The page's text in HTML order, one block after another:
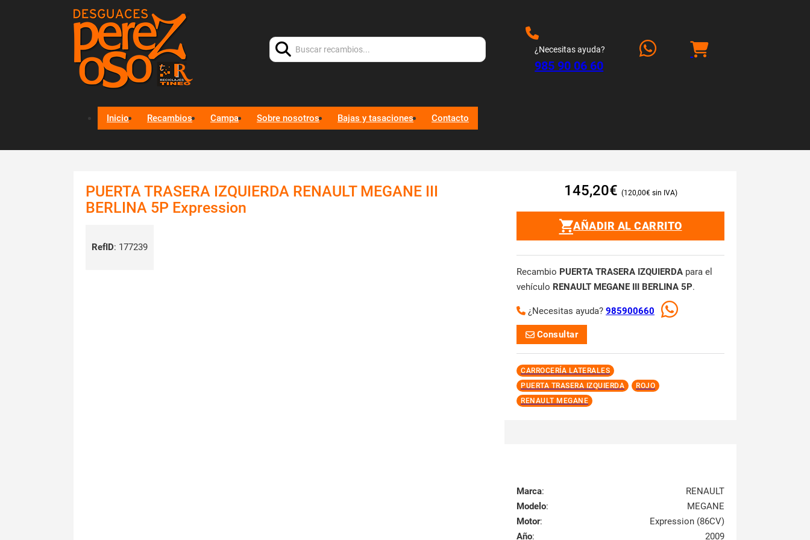
Buscar:
¿Necesitas ayuda?
985 90 06 60
Inicio Recambios Campa Sobre nosotros Bajas y tasaciones Contacto
PUERTA TRASERA IZQUIERDA RENAULT MEGANE III
BERLINA 5P Expression
RefID: 177239
145,20€ 120,00€
AÑADIR AL CARRITO
Recambio PUERTA TRASERA IZQUIERDA para el
vehículo RENAULT MEGANE III BERLINA 5P.
¿Necesitas ayuda? 985900660
Consultar
CARROCERÍA LATERALES
PUERTA TRASERA IZQUIERDA
ROJO
RENAULT MEGANE
Marca:
RENAULT
Modelo:
MEGANE
Motor:
Expression (86CV)
Año: 2009